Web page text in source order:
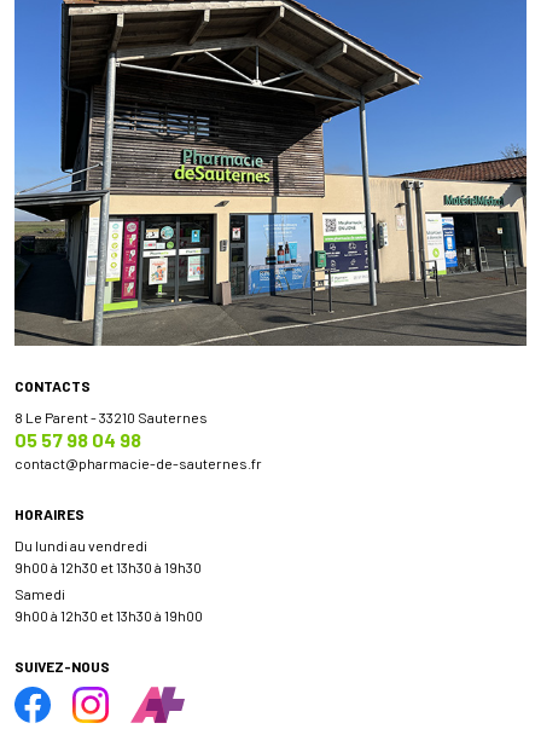
CONTACTS
8 Le Parent - 33210 Sauternes
05 57 98 04 98
contact@pharmacie-de-sauternes.fr
HORAIRES
Du lundi au vendredi
9h00 à 12h30 et 13h30 à 19h30
Samedi
9h00 à 12h30 et 13h30 à 19h00
SUIVEZ-NOUS